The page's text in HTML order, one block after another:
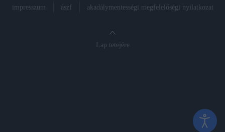
impresszum ászf akadálymentességi megfelelőségi nyilatkozat
Lap tetejére